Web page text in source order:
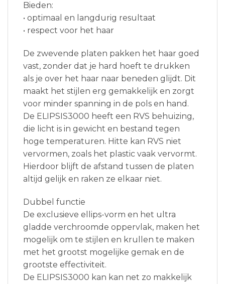
Bieden:
• optimaal en langdurig resultaat
• respect voor het haar
De zwevende platen pakken het haar goed
vast, zonder dat je hard hoeft te drukken
als je over het haar naar beneden glijdt. Dit
maakt het stijlen erg gemakkelijk en zorgt
voor minder spanning in de pols en hand.
De ELIPSIS3000 heeft een RVS behuizing,
die licht is in gewicht en bestand tegen
hoge temperaturen. Hitte kan RVS niet
vervormen, zoals het plastic vaak vervormt.
Hierdoor blijft de afstand tussen de platen
altijd gelijk en raken ze elkaar niet.
Dubbel functie
De exclusieve ellips-vorm en het ultra
gladde verchroomde oppervlak, maken het
mogelijk om te stijlen en krullen te maken
met het grootst mogelijke gemak en de
grootste effectiviteit.
De ELIPSIS3000 kan kan net zo makkelijk